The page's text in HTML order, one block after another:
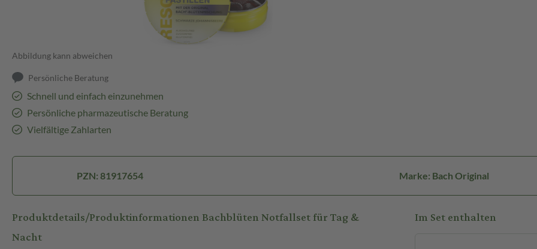
Abbildung kann abweichen
Persönliche Beratung
Schnell und einfach einzunehmen
Persönliche pharmazeutische Beratung
Vielfältige Zahlarten
PZN: 81917654 Marke: Bach Original
Produktdetails/Produktinformationen Bachblüten Notfallset für Tag &
Nacht
Im Set enthalten